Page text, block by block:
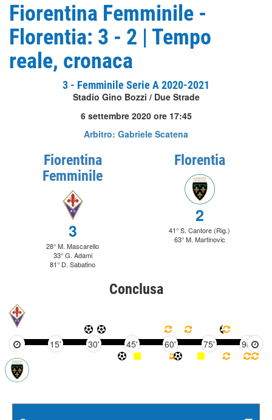
Fiorentina Femminile -
Florentia: 3 - 2 | Tempo
reale, cronaca
3 - Femminile Serie A 2020-2021
Stadio Gino Bozzi / Due Strade
6 settembre 2020 ore 17:45
Arbitro: Gabriele Scatena
Fiorentina
Femminile
3
28° M. Mascarello
33° G. Adami
81° D. Sabatino
Florentia
2
41° S. Cantore (Rig.)
63° M. Martinovic
Conclusa
15' 30' 45' 60' 75' 90'